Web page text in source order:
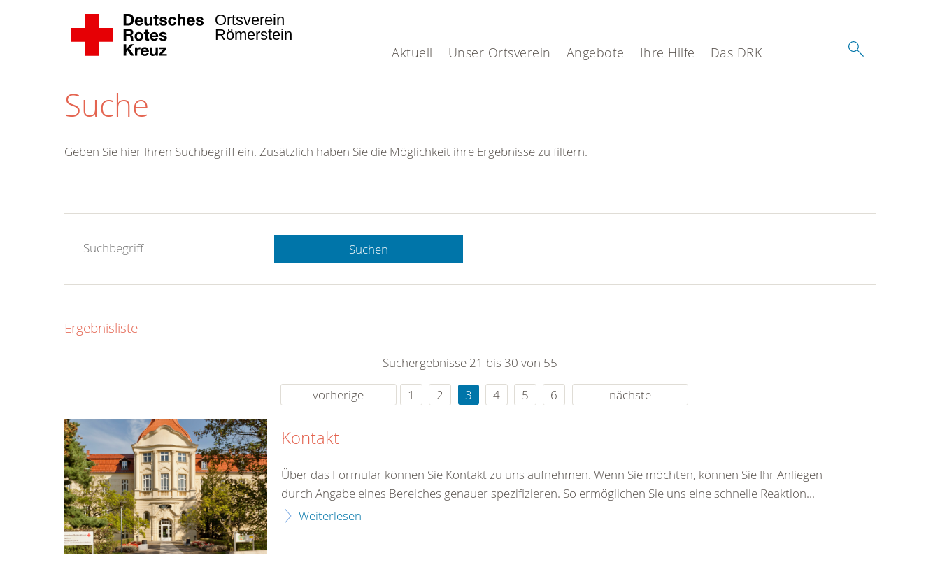
Aktuell Unser Ortsverein Angebote Ihre Hilfe Das DRK
Ortsverein
Römerstein
Suche
Hotline.
gerne.
rund um die Uhr
Geben Sie hier Ihren Suchbegriff ein. Zusätzlich haben Sie die Möglichkeit ihre Ergebnisse zu filtern.
Suchen
Ergebnisliste
Suchergebnisse 21 bis 30 von 55
vorherige
1 2 3 4 5 6 nächste
Kontakt
Über das Formular können Sie Kontakt zu uns aufnehmen. Wenn Sie möchten, können Sie Ihr Anliegen
durch Angabe eines Bereiches genauer spezifizieren. So ermöglichen Sie uns eine schnelle Reaktion...
Weiterlesen